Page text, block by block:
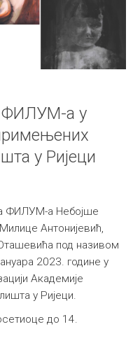
ФИЛУМ-а у
у Ријеци
ФИЛУМ-а Небојше
Антонијевић,
под називом
2023. године у
Академије
у Ријеци.
до 14.